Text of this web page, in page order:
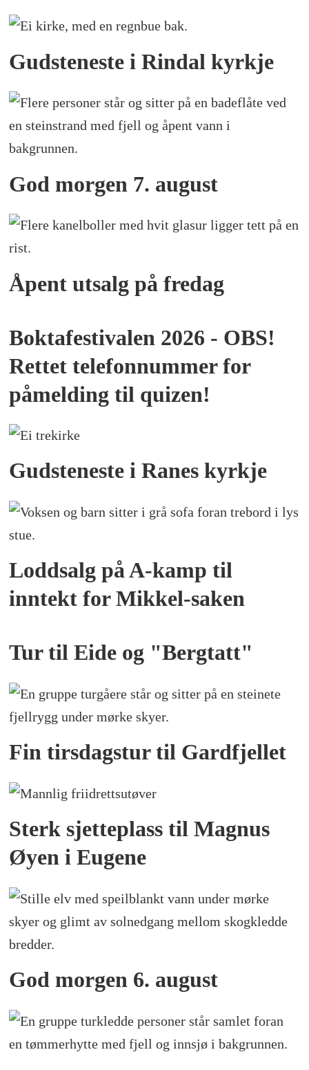
Gudsteneste i Rindal kyrkje
God morgen 7. august
Åpent utsalg på fredag
Boktafestivalen 2026 - OBS!
Rettet telefonnummer for
påmelding til quizen!
Gudsteneste i Ranes kyrkje
Loddsalg på A-kamp til
inntekt for Mikkel-saken
Tur til Eide og "Bergtatt"
Fin tirsdagstur til Gardfjellet
Sterk sjetteplass til Magnus
Øyen i Eugene
God morgen 6. august